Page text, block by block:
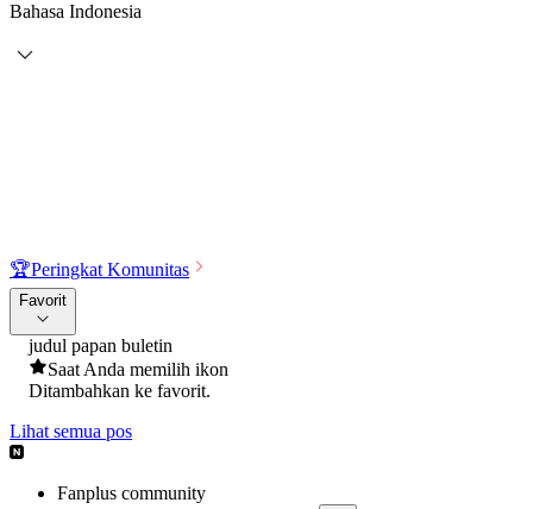
Bahasa Indonesia
🏆Peringkat Komunitas
Favorit
judul papan buletin
Saat Anda memilih ikon
Ditambahkan ke favorit.
Lihat semua pos
Fanplus community